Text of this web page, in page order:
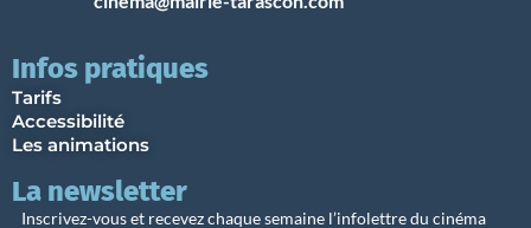
Infos pratiques
Tarifs
Accessibilité
Les animations
La newsletter
Inscrivez-vous et recevez chaque semaine l’infolettre du cinéma